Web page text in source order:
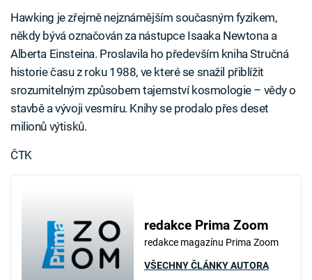
Hawking je zřejmě nejznámějším současným fyzikem,
někdy bývá označován za nástupce Isaaka Newtona a
Alberta Einsteina. Proslavila ho především kniha Stručná
historie času z roku 1988, ve které se snažil přiblížit
srozumitelným způsobem tajemství kosmologie – vědy o
stavbě a vývoji vesmíru. Knihy se prodalo přes deset
milionů výtisků.
ČTK
redakce Prima Zoom
redakce magazínu Prima Zoom
VŠECHNY ČLÁNKY AUTORA